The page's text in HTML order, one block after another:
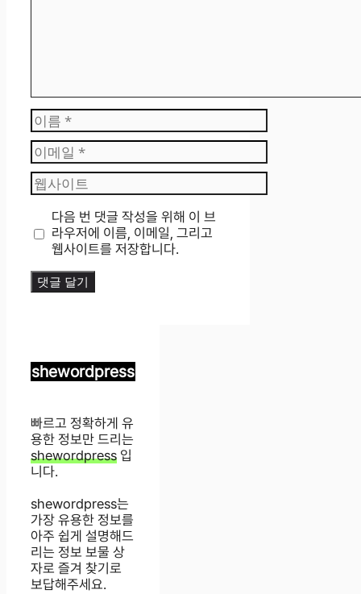
이
름
이
메
일
웹
사
트
다음 번 댓글 작성을 위해 이 브
라우저에 이름, 이메일, 그리고
웹사이트를 저장합니다.
shewordpress
빠르고 정확하게 유
용한 정보만 드리는
shewordpress 입
니다.
shewordpress는
가장 유용한 정보를
아주 쉽게 설명해드
리는 정보 보물 상
자로 즐겨 찾기로
보답해주세요.